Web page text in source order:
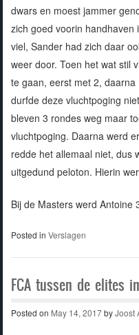
dwars en moest jammer
zich goed voorin
viel, Sander had zich daar
weer door. Toen het wat stil
te gaan, eerst met 2,
durfde deze vluchtpoging
bleven 3 rondes weg maar
vluchtpoging. Daarna werd
redde het allemaal niet, dus
uitgedund peloton. Hierin
Bij de Masters werd Antoine
Posted in Verslagen
FCA tussen de elites
Posted on May 14, 2017byJoost